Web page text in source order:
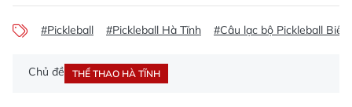
#Pickleball #Pickleball Hà Tĩnh #Câu lạc bộ Pickleball
Chủ đề THỂ THAO HÀ TĨNH